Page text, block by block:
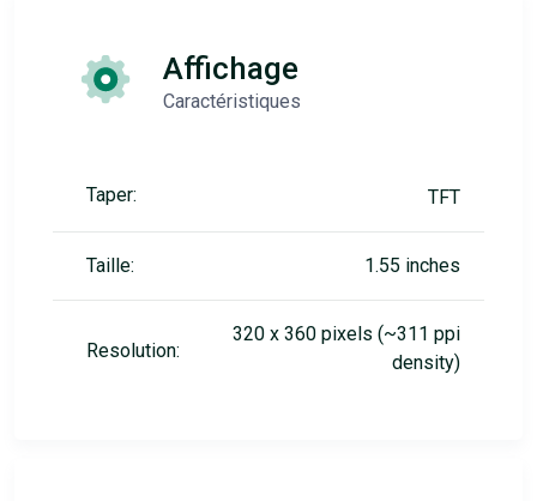
Affichage
Caractéristiques
Taper: TFT
Taille: 1.55 inches
Resolution:
320 x 360 pixels (~311 ppi
density)